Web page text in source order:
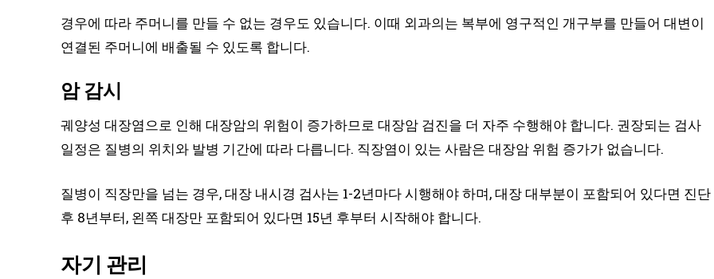
경우에 따라 주머니를 만들 수 없는 경우도 있습니다. 이때 외과의는 복부에 영구적인 개구부를 만들어 대변이
연결된 주머니에 배출될 수 있도록 합니다.
암 감시
궤양성 대장염으로 인해 대장암의 위험이 증가하므로 대장암 검진을 더 자주 수행해야 합니다. 권장되는 검사
일정은 질병의 위치와 발병 기간에 따라 다릅니다. 직장염이 있는 사람은 대장암 위험 증가가 없습니다.
질병이 직장만을 넘는 경우, 대장 내시경 검사는 1-2년마다 시행해야 하며, 대장 대부분이 포함되어 있다면 진단
후 8년부터, 왼쪽 대장만 포함되어 있다면 15년 후부터 시작해야 합니다.
자기 관리